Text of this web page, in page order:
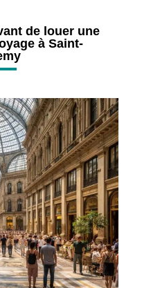
de louer une
à Saint-